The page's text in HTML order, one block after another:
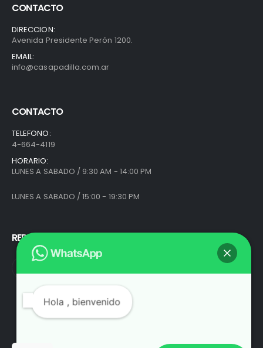
CONTACTO
DIRECCION:
Avenida Presidente Perón 1200.
EMAIL:
info@casapadilla.com.ar
CONTACTO
TELEFONO:
4-664-4119
HORARIO:
LUNES A SABADO / 9:30 AM - 14:00 PM
LUNES A SABADO / 15:00 - 19:30 PM
REDES SOCIALES
Hola , bienvenido